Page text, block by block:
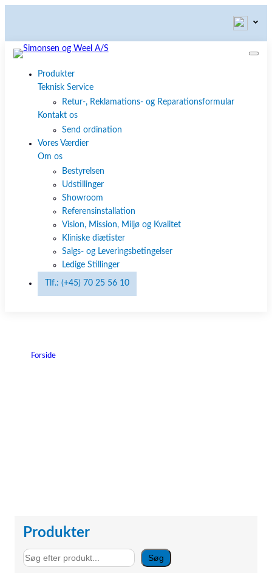
Produkter
Teknisk Service
Retur-, Reklamations- og Reparationsformular
Kontakt os
Send ordination
Vores Værdier
Om os
Bestyrelsen
Udstillinger
Showroom
Referensinstallation
Vision, Mission, Miljø og Kvalitet
Kliniske diætister
Salgs- og Leveringsbetingelser
Ledige Stillinger
Tlf.: (+45) 70 25 56 10
Forside
Produkter
S
ø
Søg